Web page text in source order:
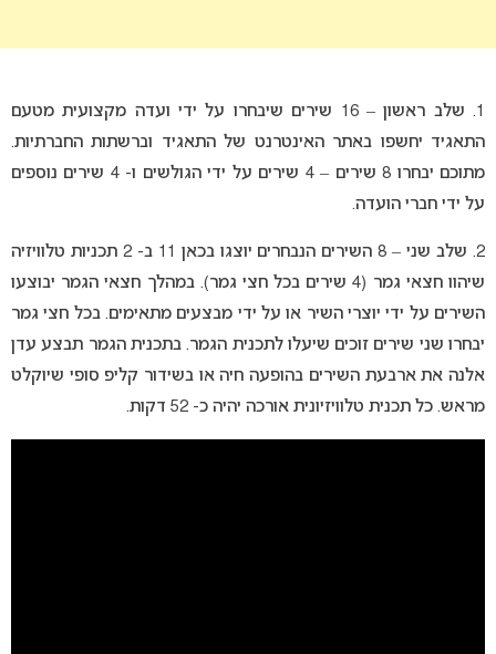
1. שלב ראשון – 16 שירים שיבחרו על ידי ועדה מקצועית מטעם
התאגיד יחשפו באתר האינטרנט של התאגיד וברשתות החברתיות.
מתוכם יבחרו 8 שירים – 4 שירים על ידי הגולשים ו- 4 שירים נוספים
על ידי חברי הועדה.
2. שלב שני – 8 השירים הנבחרים יוצגו בכאן 11 ב- 2 תכניות טלוויזיה
שיהוו חצאי גמר (4 שירים בכל חצי גמר). במהלך חצאי הגמר יבוצעו
השירים על ידי יוצרי השיר או על ידי מבצעים מתאימים. בכל חצי גמר
יבחרו שני שירים זוכים שיעלו לתכנית הגמר. בתכנית הגמר תבצע עדן
אלנה את ארבעת השירים בהופעה חיה או בשידור קליפ סופי שיוקלט
מראש. כל תכנית טלוויזיונית אורכה יהיה כ- 52 דקות.